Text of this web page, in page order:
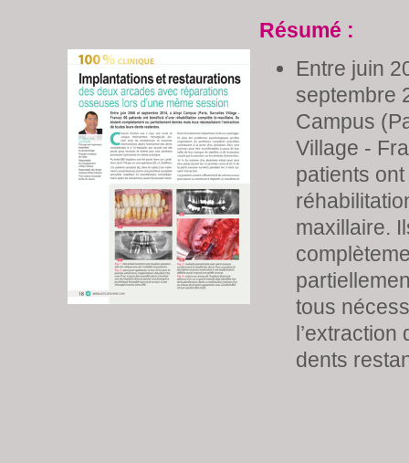
Résumé :
Entre juin
septembre
Campus
Village -
patients ont
maxillaire.
tous
l’extraction
dents